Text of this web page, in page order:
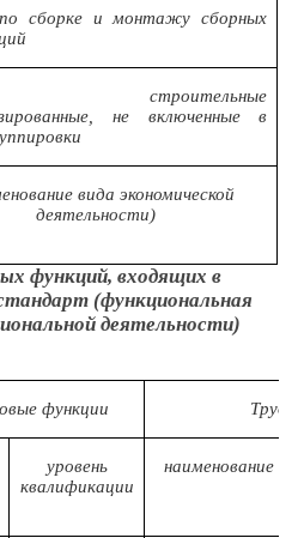
сборке и монтажу сборных
строительные
не включенные в
вида экономической
деятельности)
функций, входящих в
(функциональная
деятельности)
функции
уровень
квалификации
наименование